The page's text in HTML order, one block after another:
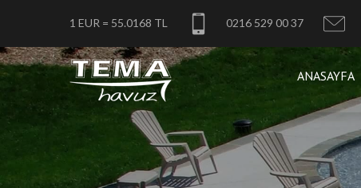
1 EUR = 55.0168 TL 0216 529 00 37
ANASAYFA